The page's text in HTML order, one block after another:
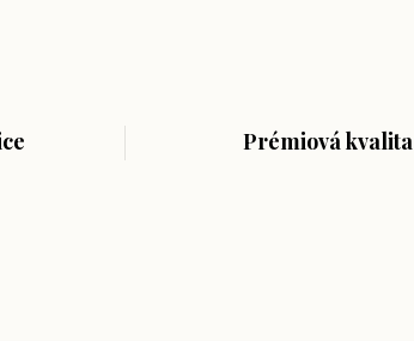
Prémiová kvalita